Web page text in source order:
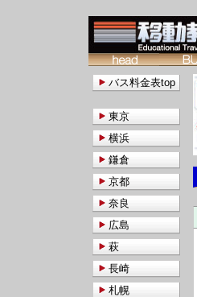
バス料金表top
東京
横浜
鎌倉
京都
奈良
広島
萩
長崎
札幌